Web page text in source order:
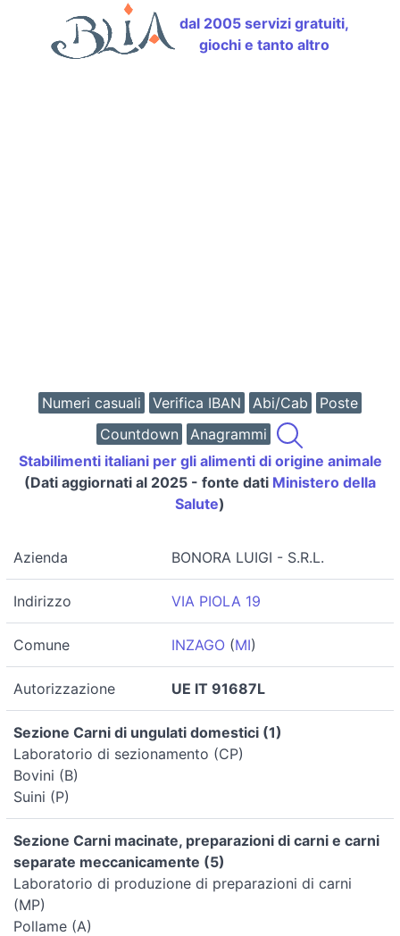
dal 2005 servizi gratuiti,
giochi e tanto altro
Numeri casuali Verifica IBAN Abi/Cab
Poste
Countdown
Anagrammi
Stabilimenti italiani per gli alimenti di origine animale
(Dati aggiornati al 2025 - fonte dati Ministero della
Salute)
Azienda BONORA LUIGI - S.R.L.
Indirizzo VIA PIOLA 19
Comune INZAGO (MI)
Autorizzazione UE IT 91687L
Sezione Carni di ungulati domestici (1)
Laboratorio di sezionamento (CP)
Bovini (B)
Suini (P)
Sezione Carni macinate, preparazioni di carni e carni
separate meccanicamente (5)
Laboratorio di produzione di preparazioni di carni
(MP)
Pollame (A)